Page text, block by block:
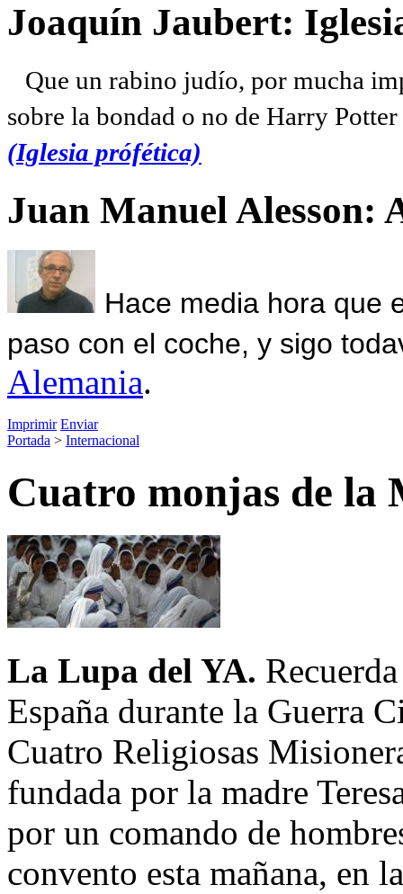
Joaquín Jaubert:
Que un rabino judío, por mucha
sobre la bondad o no de Harry
(Iglesia prófética)
Juan Manuel Alesson:
Hace media hora que
paso con el coche, y sigo
Alemania.
Imprimir Enviar
Portada > Internacional
Cuatro monjas de la
La Lupa del YA.
España durante la Guerra
Cuatro Religiosas
fundada por la madre
por un comando de
convento esta mañana, en